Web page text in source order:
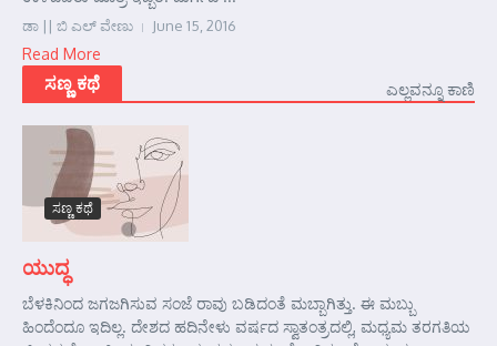
ಡಾ || ಬಿ ಎಲ್ ವೇಣು June 15, 2016
Read More
ಸಣ್ಣ ಕಥೆ ಎಲ್ಲವನ್ನೂ ಕಾಣಿ
ಸಣ್ಣ ಕಥೆ
ಯುದ್ಧ
ಬೆಳಕಿನಿಂದ ಜಗಜಗಿಸುವ ಸಂಜೆ ರಾವು ಬಡಿದಂತೆ ಮಬ್ಬಾಗಿತ್ತು. ಈ ಮಬ್ಬು
ಹಿಂದೆಂದೂ ಇದಿಲ್ಲ. ದೇಶದ ಹದಿನೇಳು ವರ್ಷದ ಸ್ವಾತಂತ್ರದಲ್ಲಿ, ಮಧ್ಯಮ ತರಗತಿಯ